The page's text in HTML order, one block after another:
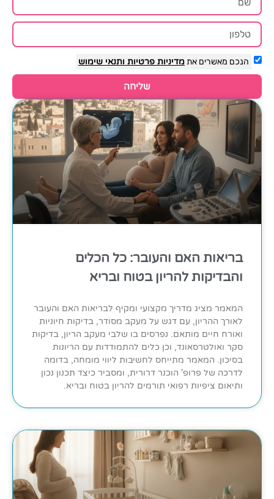
הנכם מאשרים אתמדיניות פרטיות ותנאי שימוש
שליחה
בריאות האם והעובר: כל הכלים
והבדיקות להריון בטוח ובריא
המאמר מציג מדריך מקצועי ומקיף לבריאות האם והעובר
לאורך ההריון, עם דגש על מעקב מסודר, בדיקות חיוניות
ואורח חיים מותאם. נפרסים בו שלבי מעקב הריון, בדיקות
סקר ואולטרסאונד, וכן כלים להתמודדות עם הריונות
בסיכון. המאמר מתייחס לחשיבות ליווי מומחה, בדומה
לדרכה של פרופ' הוכנר דרורית, ומסביר כיצד תכנון נכון
ותיאום ציפיות רפואי תורמים להריון בטוח ובריא.